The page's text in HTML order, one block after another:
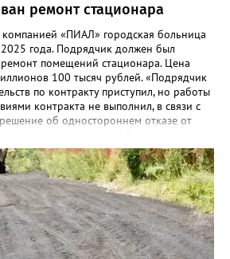
ремонт стационара
«ПИАЛ» городская больница
года. Подрядчик должен был
помещений стационара. Цена
100 тысяч рублей. «Подрядчик
по контракту приступил, но работы
контракта не выполнил, в связи с
об одностороннем отказе от
служба приняла
«ПИАЛ» в реестр недобросовестных
списке уфимский подрядчик будет два